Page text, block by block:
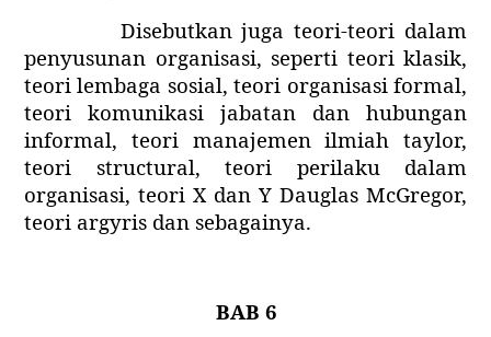
Disebutkan juga teori-teori dalam
penyusunan organisasi, seperti teori klasik,
teori lembaga sosial, teori organisasi formal,
teori komunikasi jabatan dan hubungan
informal, teori manajemen ilmiah taylor,
teori structural, teori perilaku dalam
organisasi, teori X dan Y Dauglas McGregor,
teori argyris dan sebagainya.
BAB 6